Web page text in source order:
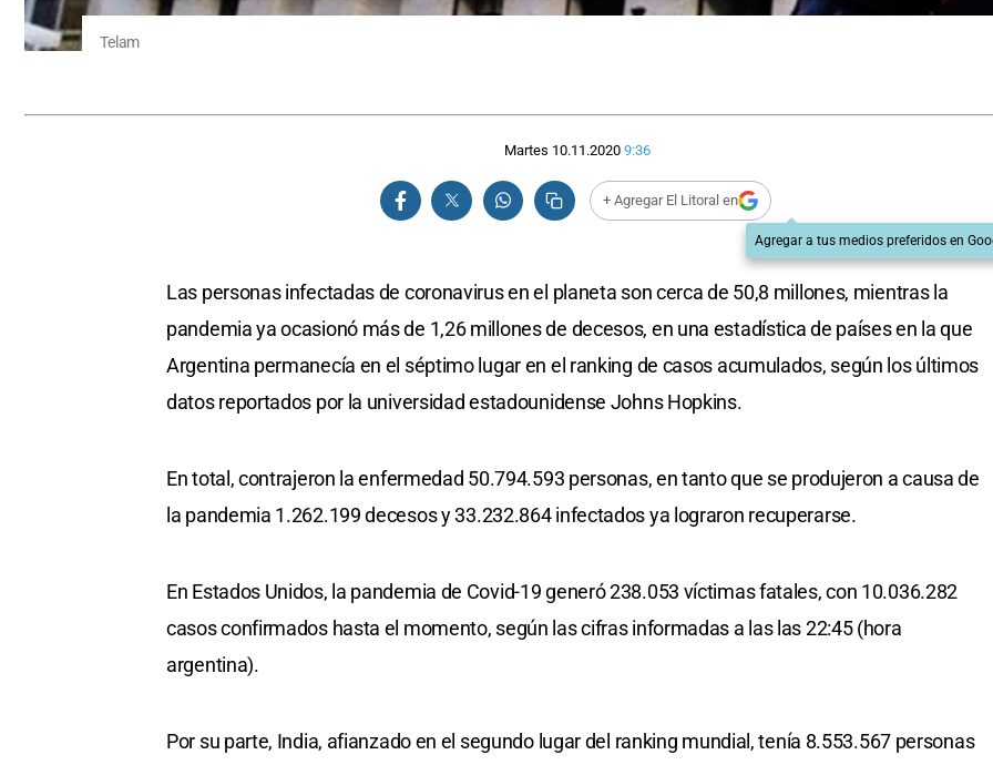
Telam
Martes 10.11.2020 9:36
+ Agregar El Litoral en
Agregar a tus medios preferidos en
Las personas infectadas de coronavirus en el planeta son cerca de 50,8 millones, mientras la
pandemia ya ocasionó más de 1,26 millones de decesos, en una estadística de países en la que
Argentina permanecía en el séptimo lugar en el ranking de casos acumulados, según los últimos
datos reportados por la universidad estadounidense Johns Hopkins.
En total, contrajeron la enfermedad 50.794.593 personas, en tanto que se produjeron a causa de
la pandemia 1.262.199 decesos y 33.232.864 infectados ya lograron recuperarse.
En Estados Unidos, la pandemia de Covid-19 generó 238.053 víctimas fatales, con 10.036.282
casos confirmados hasta el momento, según las cifras informadas a las las 22:45 (hora
argentina).
Por su parte, India, afianzado en el segundo lugar del ranking mundial, tenía 8.553.567 personas